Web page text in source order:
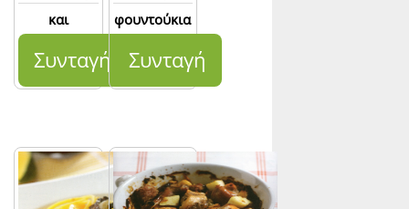
και
κουκουνάρι
Συνταγή
φουντούκια
Συνταγή